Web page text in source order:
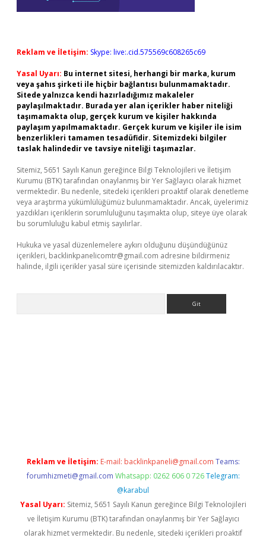
Reklam ve İletişim: Skype: live:.cid.575569c608265c69
Yasal Uyarı: Bu internet sitesi, herhangi bir marka, kurum
veya şahıs şirketi ile hiçbir bağlantısı bulunmamaktadır.
Sitede yalnızca kendi hazırladığımız makaleler
paylaşılmaktadır. Burada yer alan içerikler haber niteliği
taşımamakta olup, gerçek kurum ve kişiler hakkında
paylaşım yapılmamaktadır. Gerçek kurum ve kişiler ile isim
benzerlikleri tamamen tesadüfidir. Sitemizdeki bilgiler
taslak halindedir ve tavsiye niteliği taşımazlar.
Sitemiz, 5651 Sayılı Kanun gereğince Bilgi Teknolojileri ve İletişim
Kurumu (BTK) tarafından onaylanmış bir Yer Sağlayıcı olarak hizmet
vermektedir. Bu nedenle, sitedeki içerikleri proaktif olarak denetleme
veya araştırma yükümlülüğümüz bulunmamaktadır. Ancak, üyelerimiz
yazdıkları içeriklerin sorumluluğunu taşımakta olup, siteye üye olarak
bu sorumluluğu kabul etmiş sayılırlar.
Hukuka ve yasal düzenlemelere aykırı olduğunu düşündüğünüz
içerikleri, backlinkpanelicomtr@gmail.com adresine bildirmeniz
halinde, ilgili içerikler yasal süre içerisinde sitemizden kaldırılacaktır.
Reklam ve İletişim: E-mail: backlinkpaneli@gmail.com Teams:
forumhizmeti@gmail.com Whatsapp: 0262 606 0 726 Telegram:
@karabul
Yasal Uyarı: Sitemiz, 5651 Sayılı Kanun gereğince Bilgi Teknolojileri
ve İletişim Kurumu (BTK) tarafından onaylanmış bir Yer Sağlayıcı
olarak hizmet vermektedir. Bu nedenle, sitedeki içerikleri proaktif